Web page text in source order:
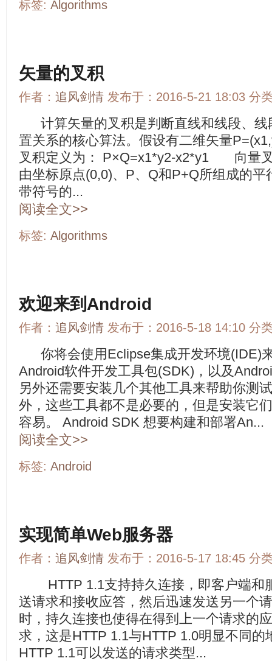
标签: Algorithms
矢量的叉积
作者： 追风剑情 发布于：2016-5-21 18:03 分
计算矢量的叉积是判断直线和线段、线
置关系的核心算法。假设有二维矢量
叉积定义为： P×Q=x1*y2-x2*y1 向量
由坐标原点(0,0)、P、Q和P+Q所组成的
带符号的...
阅读全文>>
标签: Algorithms
欢迎来到Android
作者： 追风剑情 发布于：2016-5-18 14:10 分
你将会使用Eclipse集成开发环境(IDE)
Android软件开发工具包(SDK)，以及
另外还需要安装几个其他工具来帮助你测
外，这些工具都不是必要的，但是安装它
容易。 Android SDK 想要构建和部署An...
阅读全文>>
标签: Android
实现简单Web服务器
作者： 追风剑情 发布于：2016-5-17 18:45 分
HTTP 1.1支持持久连接，即客户端和
送请求和接收应答，然后迅速发送另一个
时，持久连接也使得在得到上一个请求的
求，这是HTTP 1.1与HTTP 1.0明显不
HTTP 1.1可以发送的请求类型...